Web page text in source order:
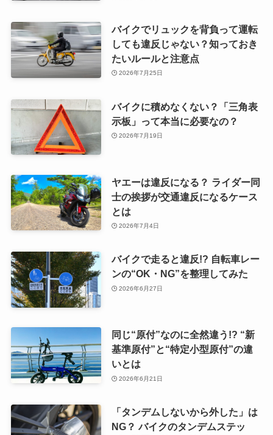
バイクでリュックを背負って運転
しても違反じゃない？知っておき
たいルールと注意点
2026年7月25日
バイクに積めなくない？「三角表
示板」って本当に必要なの？
2026年7月19日
ヤエーは違反になる？ ライダー同
士の挨拶が交通違反になるケース
とは
2026年7月4日
バイクで走ると違反!? 自転車レー
ンの“OK・NG”を整理してみた
2026年6月27日
同じ“原付”なのに全然違う!? “新
基準原付”と“特定小型原付”の違
いとは
2026年6月21日
「タンデムしないから外した」は
NG？ バイクのタンデムステッ